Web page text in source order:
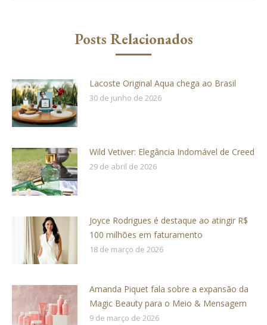
Posts Relacionados
Lacoste Original Aqua chega ao Brasil
30 de junho de 2026
Wild Vetiver: Elegância Indomável de Creed
29 de abril de 2026
Joyce Rodrigues é destaque ao atingir R$
100 milhões em faturamento
18 de março de 2026
Amanda Piquet fala sobre a expansão da
Magic Beauty para o Meio & Mensagem
9 de março de 2026